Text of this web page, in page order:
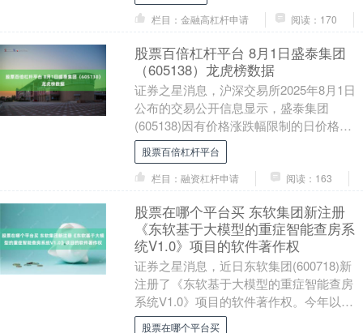
栏目：金融高杠杆申请
阅读：170
股票百倍杠杆平台 8月1日盛泰集团
（605138）龙虎榜数据
证券之星消息，沪深交易所2025年8月1日
公布的交易公开信息显示，盛泰集团
(605138)因有价格涨跌幅限制的日价格振
幅达到15%的前五只证券登上龙虎榜。此
次是....
股票百倍杠杆平台
栏目：融资杠杆申请
阅读：163
股票在哪个平台买 东软集团新注册
《东软基于大模型的重症智能查房系
统V1.0》项目的软件著作权
证券之星消息，近日东软集团(600718)新
注册了《东软基于大模型的重症智能查房
系统V1.0》项目的软件著作权。今年以来
东软集团新注册软件著作权56个，较去年
股票在哪个平台买